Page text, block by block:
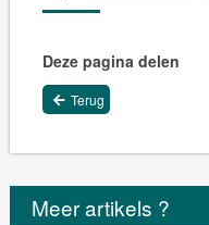
Deze pagina delen
Terug
Meer artikels ?